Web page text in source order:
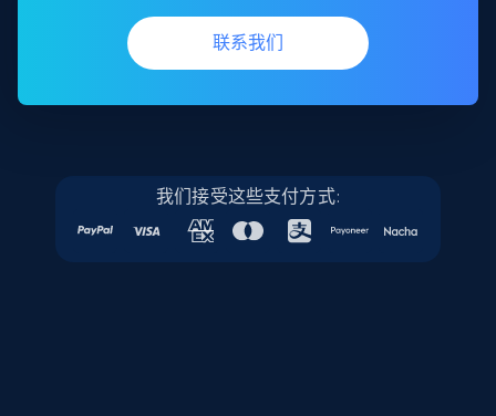
联系我们
我们接受这些支付方式: